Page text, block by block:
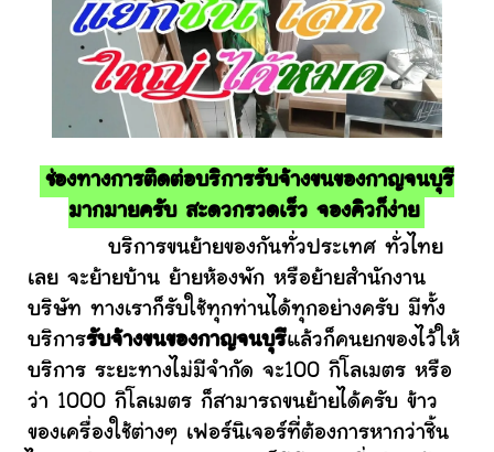
ช่องทางการติดต่อบริการรับจ้างขนของกาญจนบุรี
มากมายครับ สะดวกรวดเร็ว จองคิวก็ง่าย
บริการขนย้ายของกันทั่วประเทศ ทั่วไทย
เลย จะย้ายบ้าน ย้ายห้องพัก หรือย้ายสำนักงาน
บริษัท ทางเราก็รับใช้ทุกท่านได้ทุกอย่างครับ มีทั้ง
บริการรับจ้างขนของกาญจนบุรีแล้วก็คนยกของไว้ให้
บริการ ระยะทางไม่มีจำกัด จะ100 กิโลเมตร หรือ
ว่า 1000 กิโลเมตร ก็สามารถขนย้ายได้ครับ ข้าว
ของเครื่องใช้ต่างๆ เฟอร์นิเจอร์ที่ต้องการหากว่าชิ้น